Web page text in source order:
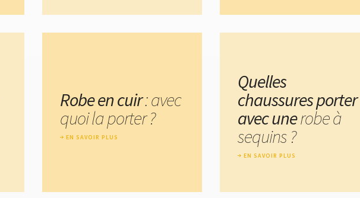
Robe en cuir: avec
quoi la porter ?
EN SAVOIR PLUS
Quelles
chaussures porter
avec unerobe à
sequins ?
EN SAVOIR PLUS